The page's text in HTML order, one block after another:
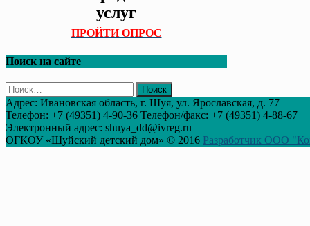
услуг
ПРОЙТИ ОПРОС
Поиск на сайте
Найти:
Адрес: Ивановская область, г. Шуя, ул. Ярославская, д. 77
Телефон: +7 (49351) 4-90-36 Телефон/факс: +7 (49351) 4-88-67
Электронный адрес: shuya_dd@ivreg.ru
ОГКОУ «Шуйский детский дом» © 2016 Разработчик ООО